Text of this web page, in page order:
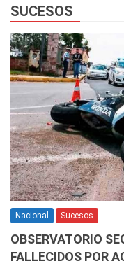
SUCESOS
Nacional Sucesos
OBSERVATORIO
FALLECIDOS POR